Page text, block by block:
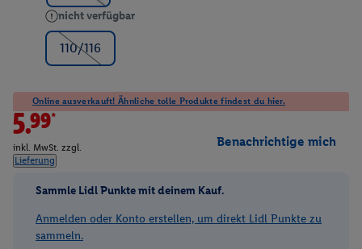
nicht verfügbar
110/116
Online ausverkauft! Ähnliche tolle Produkte findest du hier.
5.99*
inkl. MwSt. zzgl.
Lieferung
Benachrichtige mich
Sammle Lidl Punkte mit deinem Kauf.
Anmelden oder Konto erstellen, um direkt Lidl Punkte zu
sammeln.